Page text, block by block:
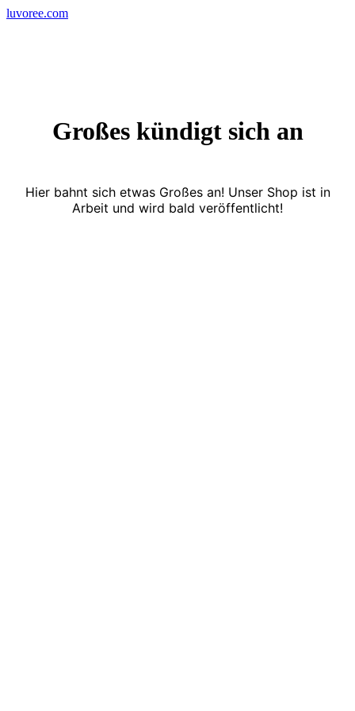
Skip
luvoree.com
Großes kündigt sich an
Hier bahnt sich etwas Großes an! Unser Shop ist in
Arbeit und wird bald veröffentlicht!